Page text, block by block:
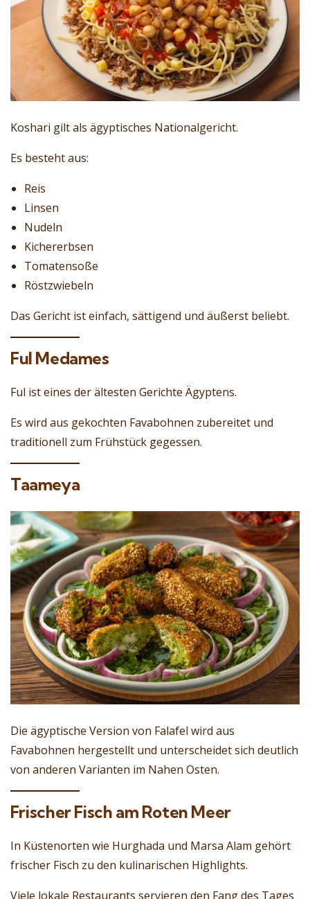
Koshari gilt als ägyptisches Nationalgericht.
Es besteht aus:
Reis
Linsen
Nudeln
Kichererbsen
Tomatensoße
Röstzwiebeln
Das Gericht ist einfach, sättigend und äußerst beliebt.
Ful Medames
Ful ist eines der ältesten Gerichte Ägyptens.
Es wird aus gekochten Favabohnen zubereitet und
traditionell zum Frühstück gegessen.
Taameya
Die ägyptische Version von Falafel wird aus
Favabohnen hergestellt und unterscheidet sich deutlich
von anderen Varianten im Nahen Osten.
Frischer Fisch am Roten Meer
In Küstenorten wie Hurghada und Marsa Alam gehört
frischer Fisch zu den kulinarischen Highlights.
Viele lokale Restaurants servieren den Fang des Tages